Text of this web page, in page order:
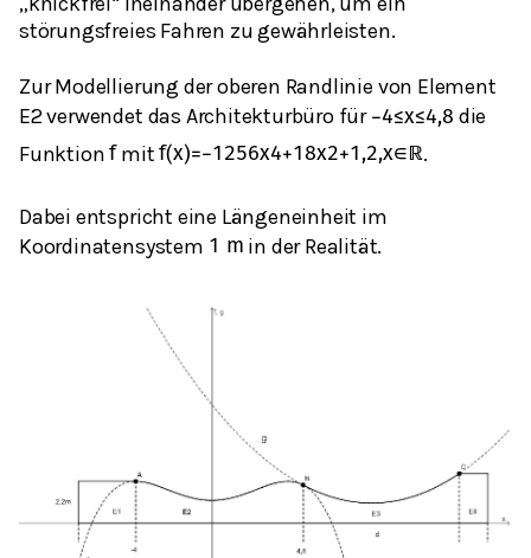
störungsfreies Fahren zu gewährleisten.
Zur Modellierung der oberen Randlinie von Element
E2 verwendet das Architekturbüro für −4≤x≤4,8 die
Funktionfmitf(x)=−1 256x4+18x2+1,2,x∈ ℝ.
Dabei entspricht eine Längeneinheit im
Koordinatensystem 1 m in der Realität.